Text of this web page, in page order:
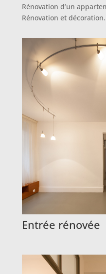
Rénovation d’un
Rénovation et
Entrée rénovée